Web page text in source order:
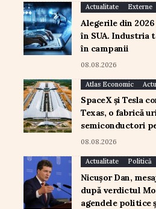
Actualitate Externe
Alegerile din
în SUA. Industria
în campanii
08.08.2026
Atlas Economic
SpaceX și Tesla
Texas, o fabrică
semiconductori
08.08.2026
Actualitate Politică
Nicușor Dan,
după verdictul
agendele politice